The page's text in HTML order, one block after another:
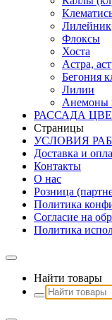
Лилейник
Флоксы
Хоста
Астра,
Бегония
Лилии
Анемоны
РАССАДА
Страницы
УСЛОВИЯ
Доставка и
Контакты
О наc
Розница
Политика
Согласие на
Политика
Найти товары